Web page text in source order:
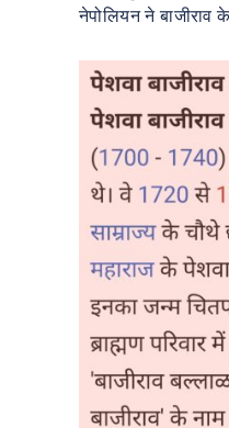
नेपोलियन ने बाजीराव